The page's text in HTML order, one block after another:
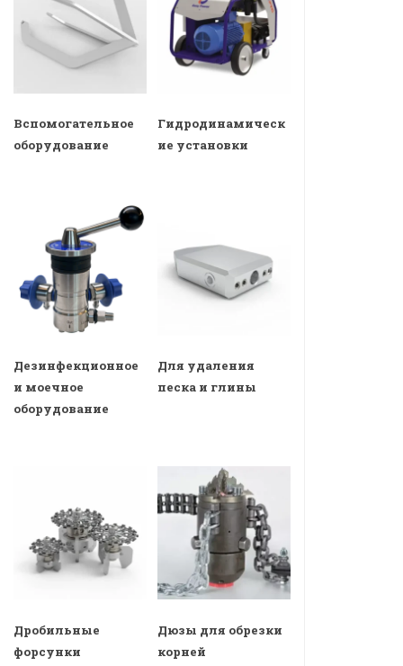
Вспомогательное
оборудование
Гидродинамическ
ие установки
Дезинфекционное
и моечное
оборудование
Для удаления
песка и глины
Дробильные
форсунки
Дюзы для обрезки
корней